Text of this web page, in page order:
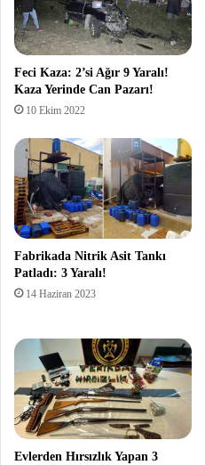
Feci Kaza: 2’si Ağır 9 Yaralı!
Kaza Yerinde Can Pazarı!
10 Ekim 2022
Fabrikada Nitrik Asit Tankı
Patladı: 3 Yaralı!
14 Haziran 2023
Evlerden Hırsızlık Yapan 3